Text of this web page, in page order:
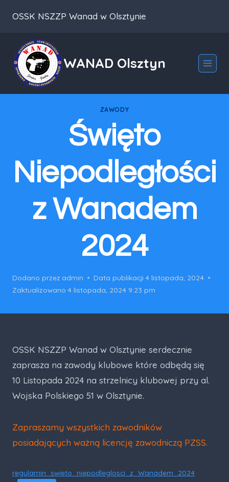
OSSK NSZZP Wanad w Olsztynie
WANAD Olsztyn
ZAWODY
Święto
Niepodległości
z Wanadem
2024
Dodano przez admin Data publikacji 4 listopada, 2024
Zaktualizowano 4 listopada, 2024 9:23 pm
OSSK NSZZP Wanad w Olsztynie serdecznie
zaprasza na zawody klubowe które odbędą się
10 Listopada 2024 na strzelnicy klubowej przy al.
Wojska Polskiego 51 w Olsztynie.
Zapraszamy wszystkich zawodników
posiadających ważną licencję zawodniczą PZSS.
regulamin_swieto_niepodleglosci_z_Wanadem_2024